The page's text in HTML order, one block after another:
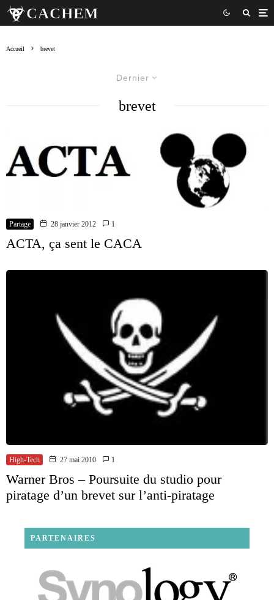
Accueil brevet
Dernier
brevet
Partage 28 janvier 2012 1
ACTA, ça sent le CACA
High-Tech 27 mai 2010 1
Warner Bros – Poursuite du studio pour
piratage d’un brevet sur l’anti-piratage
PARTENAIRES